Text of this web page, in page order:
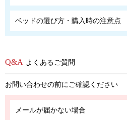
ベッドの選び方・購入時の注意点
よくあるご質問
お問い合わせの前にご確認ください
メールが届かない場合